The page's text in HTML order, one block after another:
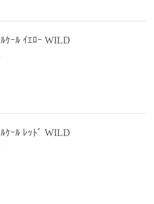
ｹｰﾙ ｲｴﾛｰ WILD
ｹｰﾙ ﾚｯﾄﾞ WILD